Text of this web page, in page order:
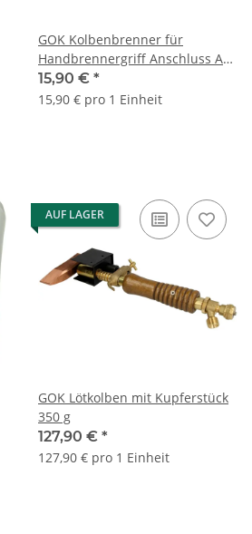
GOK Kolbenbrenner für
Handbrennergriff Anschluss AG
M15 x 1
15,90 € *
15,90 € pro 1 Einheit
AUF LAGER
GOK Lötkolben mit Kupferstück
350 g
127,90 € *
127,90 € pro 1 Einheit